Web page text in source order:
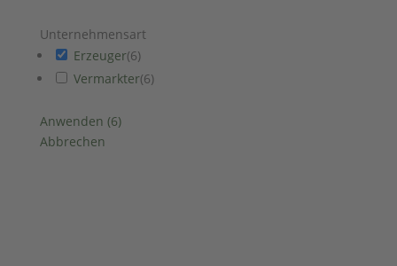
Unternehmensart
Erzeuger(6)
Vermarkter(6)
Anwenden (6)
Abbrechen